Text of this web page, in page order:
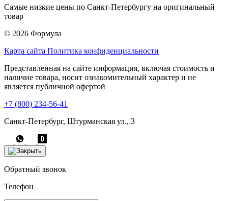
Самые низкие цены по Санкт-Петербургу на оригинальный
товар
© 2026 Формула
Карта сайта Политика конфиденциальности
Представленная на сайте информация, включая стоимость и
наличие товара, носит ознакомительный характер и не
является публичной офертой
+7 (800) 234-56-41
Санкт-Петербург, Штурманская ул., 3
Обратный звонок
Телефон